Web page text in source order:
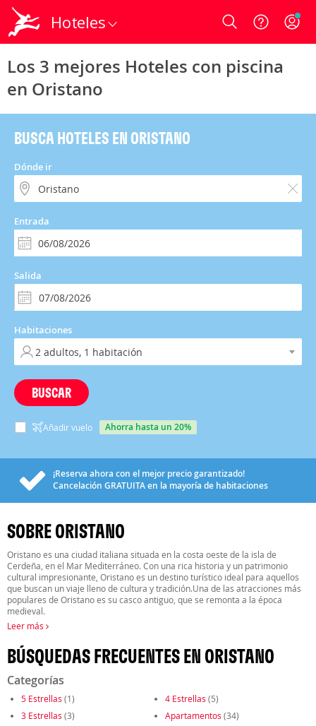
Hoteles Login
Los 3 mejores Hoteles con piscina
en Oristano
BUSCA HOTELES EN ORISTANO
Dónde ir
Entrada
Salida
Habitaciones
BUSCAR
Añadir vuelo ahorra hasta un 20%
¡Reserva ahora con el mejor precio garantizado!
Cancelación GRATUITAen la mayoría de habitaciones
SOBRE ORISTANO
Oristano es una ciudad italiana situada en la costa oeste de la isla de
Cerdeña, en el Mar Mediterráneo. Con una rica historia y un patrimonio
cultural impresionante, Oristano es un destino turístico ideal para aquellos
que buscan un viaje lleno de cultura y tradición.Una de las atracciones más
populares de Oristano es su casco antiguo, que se remonta a la época
medieval.
Leer más
BÚSQUEDAS FRECUENTES EN ORISTANO
Categorías
5 Estrellas (1) 4 Estrellas (5)
3 Estrellas (3) Apartamentos (34)